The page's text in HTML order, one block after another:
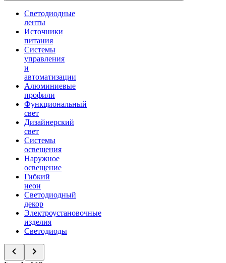
Светодиодные
ленты
Источники
питания
Системы
управления
и
автоматизации
Алюминиевые
профили
Функциональный
свет
Дизайнерский
свет
Системы
освещения
Наружное
освещение
Гибкий
неон
Светодиодный
декор
Электроустановочные
изделия
Светодиоды